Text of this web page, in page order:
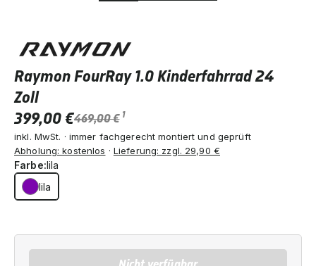
Raymon FourRay 1.0 Kinderfahrrad 24
Zoll
399,00 €469,00 € 1
inkl. MwSt. · immer fachgerecht montiert und geprüft
Abholung: kostenlos · Lieferung: zzgl. 29,90 €
Farbe:lila
lila